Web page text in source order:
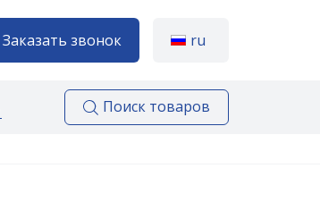
Заказать звонок ru
Поиск товаров